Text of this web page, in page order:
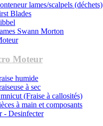
lames/scalpels (déchets)
Blades
Swann Morton
Moteur
humide
à sec
(Fraise à callosités)
à main et composants
- Desinfecter